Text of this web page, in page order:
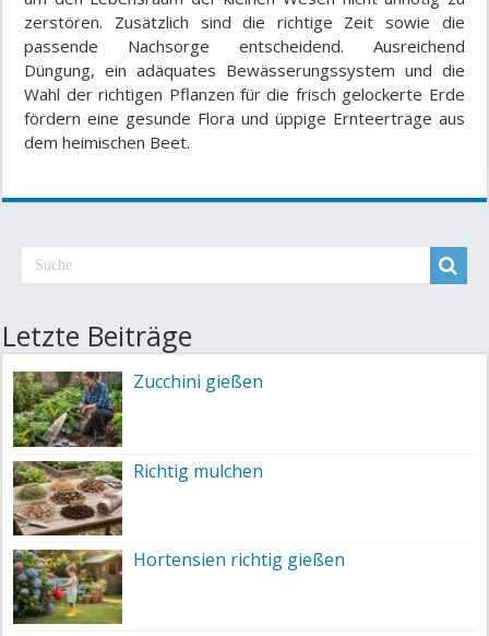
zerstören. Zusätzlich sind die richtige Zeit sowie die
passende Nachsorge entscheidend. Ausreichend
Düngung, ein adäquates Bewässerungssystem und die
Wahl der richtigen Pflanzen für die frisch gelockerte Erde
fördern eine gesunde Flora und üppige Ernteerträge aus
dem heimischen Beet.
Letzte Beiträge
Zucchini gießen
Richtig mulchen
Hortensien richtig gießen